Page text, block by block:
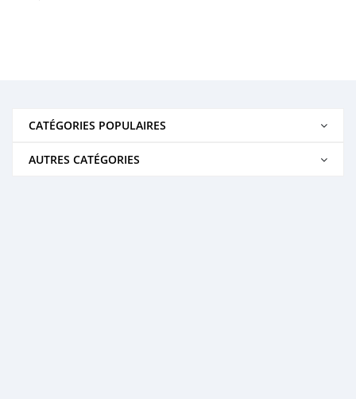
CATÉGORIES POPULAIRES
AUTRES CATÉGORIES